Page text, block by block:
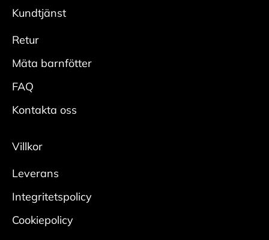
önskad glans.
Skydda
• Spraya hela skon rikligt med
impregneringsspray från cirka 20 cm.
skoblock i.
• Upprepa regelbundet för bästa effekt.
Mocka/nubuck
• Borsta bort smuts med en mockaborste.
• Bearbeta tuffare fläckar med en slipsten för
mocka.
Någon gång per säsong krävs en ordentlig
Adidas = UK
Reebook = US
Kundtjänst
Retur
Mäta barnfötter
FAQ
Kontakta oss
Villkor
Leverans
Integritetspolicy
Cookiepolicy